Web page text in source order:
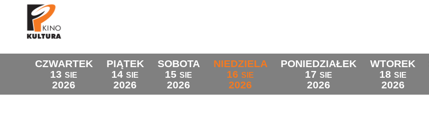
CZWARTEK
13 SIE
2026
PIĄTEK
14 SIE
2026
SOBOTA
15 SIE
2026
NIEDZIELA
16 SIE
2026
PONIEDZIAŁEK
17 SIE
2026
WTOREK
18 SIE
2026